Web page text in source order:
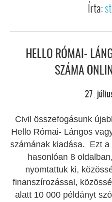
Írta:
HELLO RÓMAI-
SZÁMA
27 .
Civil összefogásunk
Hello Római- Lángos
számának kiadása. Ezt
hasonlóan 8
nyomtattuk ki,
finanszírozással,
alatt 10 000 példányt